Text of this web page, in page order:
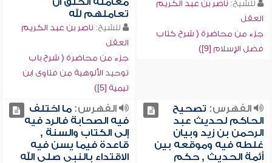
للشيخ: ناصر بن عبد الكريم
العقل
جزء من محاضرة ( شرح كتاب
فضل الإسلام [9])
تعاملهم لله
للشيخ: ناصر بن عبد الكريم
العقل
جزء من محاضرة ( شرح باب
توحيد الألوهية من فتاوى ابن
تيمية [5])
الفهرس: تصحيح
الحاكم لحديث عبد
الرحمن بن زيد وبيان
غلطه فيه وموقعه بين
أئمة الحديث , حكم
الفهرس:ما اختلف
فيه الصحابة فالرد فيه
إلى الكتاب والسنة ,
قاعدة فيما يسن فيه
الاقتداء بالنبي صلى الله